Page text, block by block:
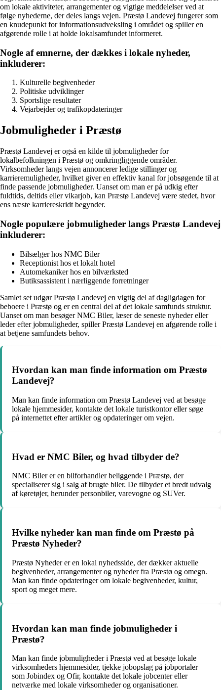
om lokale aktiviteter, arrangementer og vigtige meddelelser ved at
følge nyhederne, der deles langs vejen. Præstø Landevej fungerer som
en knudepunkt for informationsudveksling i området og spiller en
afgørende rolle i at holde lokalsamfundet informeret.
Nogle af emnerne, der dækkes i lokale nyheder,
inkluderer:
Kulturelle begivenheder
Politiske udviklinger
Sportslige resultater
Vejarbejder og trafikopdateringer
Jobmuligheder i Præstø
Præstø Landevej er også en kilde til jobmuligheder for
lokalbefolkningen i Præstø og omkringliggende områder.
Virksomheder langs vejen annoncerer ledige stillinger og
karrieremuligheder, hvilket giver en effektiv kanal for jobsøgende til at
finde passende jobmuligheder. Uanset om man er på udkig efter
fuldtids, deltids eller vikarjob, kan Præstø Landevej være stedet, hvor
ens næste karriereskridt begynder.
Nogle populære jobmuligheder langs Præstø Landevej
inkluderer:
Bilsælger hos NMC Biler
Receptionist hos et lokalt hotel
Automekaniker hos en bilværksted
Butiksassistent i nærliggende forretninger
Samlet set udgør Præstø Landevej en vigtig del af dagligdagen for
beboere i Præstø og er en central del af det lokale samfunds struktur.
Uanset om man besøger NMC Biler, læser de seneste nyheder eller
leder efter jobmuligheder, spiller Præstø Landevej en afgørende rolle i
at betjene samfundets behov.
Hvordan kan man finde information om Præstø
Landevej?
Man kan finde information om Præstø Landevej ved at besøge
lokale hjemmesider, kontakte det lokale turistkontor eller søge
på internettet efter artikler og opdateringer om vejen.
Hvad er NMC Biler, og hvad tilbyder de?
NMC Biler er en bilforhandler beliggende i Præstø, der
specialiserer sig i salg af brugte biler. De tilbyder et bredt udvalg
af køretøjer, herunder personbiler, varevogne og SUVer.
Hvilke nyheder kan man finde om Præstø på
Præstø Nyheder?
Præstø Nyheder er en lokal nyhedsside, der dækker aktuelle
begivenheder, arrangementer og nyheder fra Præstø og omegn.
Man kan finde opdateringer om lokale begivenheder, kultur,
sport og meget mere.
Hvordan kan man finde jobmuligheder i
Præstø?
Man kan finde jobmuligheder i Præstø ved at besøge lokale
virksomheders hjemmesider, tjekke jobopslag på jobportaler
som Jobindex og Ofir, kontakte det lokale jobcenter eller
netværke med lokale virksomheder og organisationer.